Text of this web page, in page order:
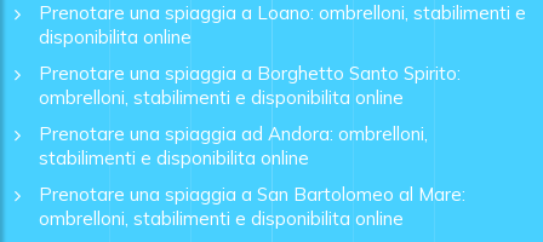
Prenotare una spiaggia a Loano: ombrelloni, stabilimenti e
disponibilita online
Prenotare una spiaggia a Borghetto Santo Spirito:
ombrelloni, stabilimenti e disponibilita online
Prenotare una spiaggia ad Andora: ombrelloni,
stabilimenti e disponibilita online
Prenotare una spiaggia a San Bartolomeo al Mare:
ombrelloni, stabilimenti e disponibilita online